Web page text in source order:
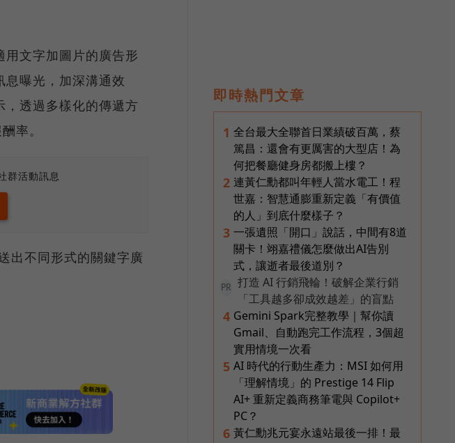
文字加圖片的廣告形
曝光，加深溝通效
透過多樣化的傳遞方
率。
群活動訊息
出不同形式的關鍵字廣
即時熱門文章
1 全台最大全聯首日業績破百萬，蔡
篤昌：還會有更厲害的大型店！為
何把餐廳健身房都搬上樓？
2 連黃仁勳都叫年輕人當水電工！程
世嘉：智慧通膨重新定義「有價值
的人」到底什麼樣子？
3 一張遺照「開口」說話，中間有8道
關卡！翊嘉禮儀怎麼做出AI告別
式，讓逝者最後道別？
PR
打造 AI 行銷飛輪！破解企業行銷
「工具越多卻成效越差」的盲點
4 Gemini Spark完整教學｜幫你讀
Gmail、自動跑完工作流程，3個超
實用情境一次看
5 AI 時代的行動生產力：MSI 如何用
「理解情境」的 Prestige 14 Flip
AI+ 重新定義商務筆電與 Copilot+
PC？
6 黃仁勳兆元宴永遠站最後一排！最